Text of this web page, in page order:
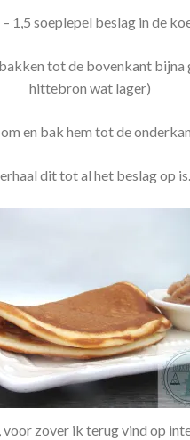
1,5 soeplepel beslag in de
tot de bovenkant bijna
hittebron wat lager)
en bak hem tot de
dit tot al het beslag op is.
zover ik terug vind op